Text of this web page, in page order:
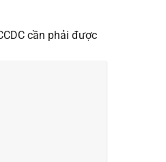
cần phải được